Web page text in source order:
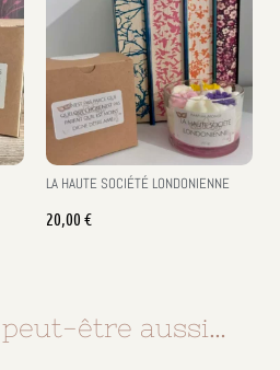
LA HAUTE SOCIÉTÉ LONDONIENNE
20,00 €
être aussi…